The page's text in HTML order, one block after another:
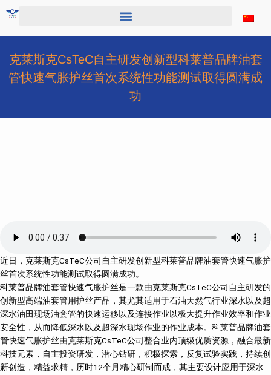
克莱斯克CsTeC自主研发创新型科莱普品牌油套
管快速气胀护丝首次系统性功能测试取得圆满成
功
近日，克莱斯克CsTeC公司自主研发创新型科莱普品牌油套管快速气胀护
丝首次系统性功能测试取得圆满成功。
科莱普品牌油套管快速气胀护丝是一款由克莱斯克CsTeC公司自主研发的
创新型高端油套管用护丝产品，其尤其适用于石油天然气行业深水以及超
深水油田现场油套管的快速运移以及连接作业以极大提升作业效率和作业
安全性，从而降低深水以及超深水现场作业的作业成本。科莱普品牌油套
管快速气胀护丝由克莱斯克CsTeC公司整合业内顶级优质资源，融合最新
科技元素，自主投资研发，潜心钻研，积极探索，反复试验实践，持续创
新创造，精益求精，历时12个月精心研制而成，其主要设计应用于深水